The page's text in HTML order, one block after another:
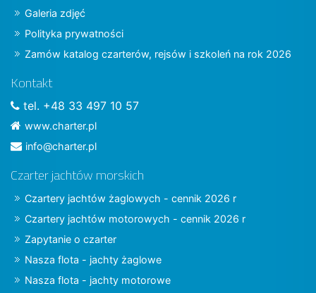
Galeria zdjęć
Polityka prywatności
Zamów katalog czarterów, rejsów i szkoleń na rok 2026
Kontakt
tel. +48 33 497 10 57
www.charter.pl
info@charter.pl
Czarter jachtów morskich
Czartery jachtów żaglowych - cennik 2026 r
Czartery jachtów motorowych - cennik 2026 r
Zapytanie o czarter
Nasza flota - jachty żaglowe
Nasza flota - jachty motorowe